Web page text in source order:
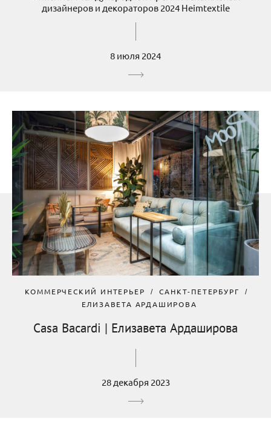
дизайнеров и декораторов 2024 Heimtextile
8 июля 2024
КОММЕРЧЕСКИЙ ИНТЕРЬЕР
САНКТ-ПЕТЕРБУРГ
ЕЛИЗАВЕТА АРДАШИРОВА
Casa Bacardi | Елизавета Ардаширова
28 декабря 2023